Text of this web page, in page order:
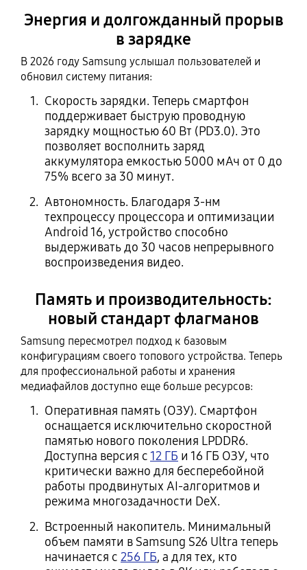
Энергия и долгожданный прорыв
в зарядке
В 2026 году Samsung услышал пользователей и
обновил систему питания:
Скорость зарядки. Теперь смартфон
поддерживает быструю проводную
зарядку мощностью 60 Вт (PD3.0). Это
позволяет восполнить заряд
аккумулятора емкостью 5000 мАч от 0 до
75% всего за 30 минут.
Автономность. Благодаря 3-нм
техпроцессу процессора и оптимизации
Android 16, устройство способно
выдерживать до 30 часов непрерывного
воспроизведения видео.
Память и производительность:
новый стандарт флагманов
Samsung пересмотрел подход к базовым
конфигурациям своего топового устройства. Теперь
для профессиональной работы и хранения
медиафайлов доступно еще больше ресурсов:
Оперативная память (ОЗУ). Смартфон
оснащается исключительно скоростной
памятью нового поколения LPDDR6.
Доступна версия с12 ГБ и 16 ГБ ОЗУ, что
критически важно для бесперебойной
работы продвинутых AI-алгоритмов и
режима многозадачности DeX.
Встроенный накопитель. Минимальный
объем памяти в Samsung S26 Ultra теперь
начинается с 256 ГБ, а для тех, кто